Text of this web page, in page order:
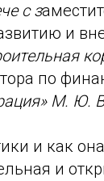
с з
и
по
М. Ю.
и как
и